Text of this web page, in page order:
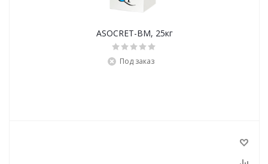
ASOCRET-BM, 25кг
Под заказ